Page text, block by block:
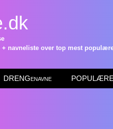
+ navneliste over top mest
DRENGenavne POPULÆRE